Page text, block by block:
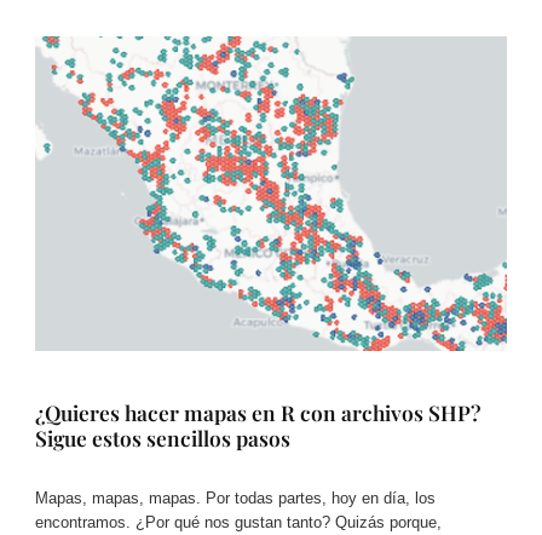
¿Quieres hacer mapas en R con archivos SHP?
Sigue estos sencillos pasos
Mapas, mapas, mapas. Por todas partes, hoy en día, los
encontramos. ¿Por qué nos gustan tanto? Quizás porque,